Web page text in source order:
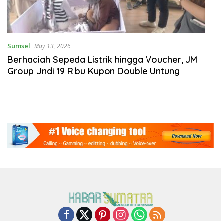
Sumsel May 13, 2026
Berhadiah Sepeda Listrik hingga Voucher, JM
Group Undi 19 Ribu Kupon Double Untung